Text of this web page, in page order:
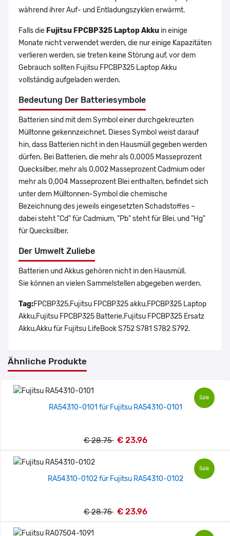
während ihrer Auf- und Entladungszyklen erwärmt.
Falls die Fujitsu FPCBP325 Laptop Akku in einige
Monate nicht verwendet werden, die nur einige Kapazitäten
verlieren werden, sie treten keine Störung auf, vor dem
Gebrauch sollten Fujitsu FPCBP325 Laptop Akku
vollständig aufgeladen werden.
Bedeutung Der Batteriesymbole
Batterien sind mit dem Symbol einer durchgekreuzten
Mülltonne gekennzeichnet. Dieses Symbol weist darauf
hin, dass Batterien nicht in den Hausmüll gegeben werden
dürfen. Bei Batterien, die mehr als 0,0005 Masseprozent
Quecksilber, mehr als 0,002 Masseprozent Cadmium oder
mehr als 0,004 Masseprozent Blei enthalten, befindet sich
unter dem Mülltonnen-Symbol die chemische
Bezeichnung des jeweils eingesetzten Schadstoffes –
dabei steht "Cd" für Cadmium, "Pb" steht für Blei, und "Hg"
für Quecksilber.
Der Umwelt Zuliebe
Batterien und Akkus gehören nicht in den Hausmüll.
Sie können an vielen Sammelstellen abgegeben werden.
Tag:FPCBP325,Fujitsu FPCBP325 akku,FPCBP325 Laptop
Akku,Fujitsu FPCBP325 Batterie,Fujitsu FPCBP325 Ersatz
Akku,Akku für Fujitsu LifeBook S752 S781 S782 S792.
Ähnliche Produkte
Sale
RA54310-0101 für Fujitsu RA54310-0101
€ 28.75 € 23.96
Sale
RA54310-0102 für Fujitsu RA54310-0102
€ 28.75 € 23.96